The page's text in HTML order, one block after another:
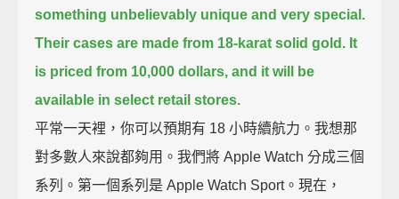
something unbelievably unique and very special.
Their cases are made from 18-karat solid gold. It
is priced from 10,000 dollars, and it will be
available in select retail stores.
平常一天裡，你可以預期有 18 小時續航力。我想那
對多數人來說都夠用。我們將 Apple Watch 分成三個
系列。第一個系列是 Apple Watch Sport。現在，